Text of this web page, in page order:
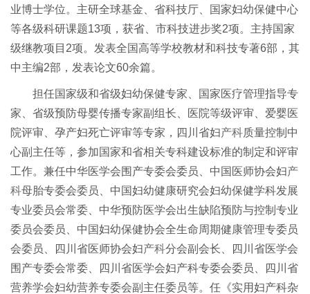
业博士学位。主研全球基金、省科技厅、国家妇幼保健中心
等各级科研课题13项，获省、市科技进步奖2项。主持国家
级继教项目2项。发表全国高等学校教材和科技专著6部，其
中主编2部，发表论文60余篇。
担任国家级和省级妇幼保健专家、国家医疗管理指导专
家、省级预防母婴传播专家副组长、医院等级评审、爱婴医
院评审、孕产妇死亡评审等专家，四川省妇产科质量控制中
心副主任等，参加国家和省相关专科建设标准的制定和评审
工作。兼任中华医学会围产专委会委员、中国医师协会妇产
科母胎专委会委员、中国妇幼健康研究会妇幼保健学科发展
专业委员会常委、中华预防医学会出生缺陷预防与控制专业
委员会委员、中国妇幼保健协会全生命周期健康管理专委员
会委员、四川省医师协会妇产科分会副会长、四川省医学会
围产专委会常委、四川省医学会妇产科专委会委员、四川省
营养学会妇幼营养专委会副主任委员等。任《实用妇产科杂